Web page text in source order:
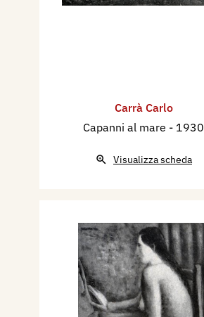
Carrà Carlo
Capanni al mare - 1930
Visualizza scheda